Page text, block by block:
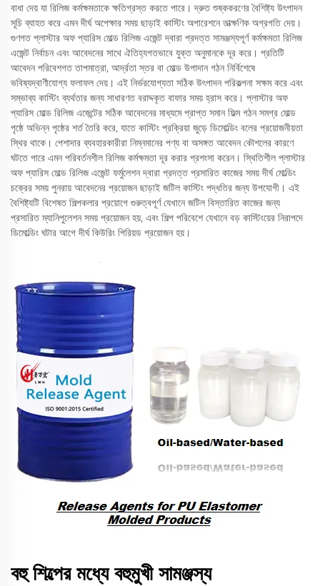
বাধা দেয় যা রিলিজ কর্মক্ষমতাকে ক্ষতিগ্রস্ত করতে পারে। দ্রুত শুষ্ককরণের বৈশিষ্ট্য উৎপাদন
সূচি ব্যাহত করে এমন দীর্ঘ অপেক্ষার সময় ছাড়াই কাস্টিং অপারেশনে তাত্ক্ষণিক অগ্রগতি দেয়।
গুণগত প্লাস্টার অফ প্যারিস মোল্ড রিলিজ এজেন্ট দ্বারা প্রদত্ত সামঞ্জস্যপূর্ণ কর্মক্ষমতা রিলিজ
এজেন্ট নির্বাচন এবং আবেদনের সাথে ঐতিহ্যগতভাবে যুক্ত অনুমানকে দূর করে। প্রতিটি
আবেদন পরিবেশগত তাপমাত্রা, আর্দ্রতা স্তর বা মোল্ড উপাদান গঠন নির্বিশেষে
ভবিষ্যদ্বাণীযোগ্য ফলাফল দেয়। এই নির্ভরযোগ্যতা সঠিক উৎপাদন পরিকল্পনা সক্ষম করে এবং
সম্ভাব্য কাস্টিং ব্যর্থতার জন্য সাধারণত বরাদ্দকৃত বাফার সময় হ্রাস করে। প্লাস্টার অফ
প্যারিস মোল্ড রিলিজ এজেন্টের সঠিক আবেদনের মাধ্যমে প্রাপ্ত সমান ফিল্ম গঠন সমগ্র মোল্ড
পৃষ্ঠে অভিন্ন পৃষ্ঠের শর্ত তৈরি করে, যাতে কাস্টিং প্রক্রিয়া জুড়ে ডিমোল্ডিং বলের প্রয়োজনীয়তা
স্থির থাকে। পেশাদার ব্যবহারকারীরা নিম্নমানের পণ্য বা অসঙ্গত আবেদন কৌশলের কারণে
ঘটতে পারে এমন পরিবর্তনশীল রিলিজ কর্মক্ষমতা দূর করার প্রশংসা করেন। স্থিতিশীল প্লাস্টার
অফ প্যারিস মোল্ড রিলিজ এজেন্ট ফর্মুলেশন দ্বারা প্রদত্ত প্রসারিত কাজের সময় দীর্ঘ মোল্ডিং
চক্রের সময় পুনরায় আবেদনের প্রয়োজন ছাড়াই জটিল কাস্টিং পদ্ধতির জন্য উপযোগী। এই
বৈশিষ্ট্যটি বিশেষত শিল্পকলার প্রয়োগে গুরুত্বপূর্ণ যেখানে জটিল বিস্তারিত কাজের জন্য
প্রসারিত ম্যানিপুলেশন সময় প্রয়োজন হয়, এবং শিল্প পরিবেশে যেখানে বড় কাস্টিংয়ের নিরাপদে
ডিমোল্ডিং ঘটার আগে দীর্ঘ কিউরিং পিরিয়ড প্রয়োজন হয়।
বহু শিল্পের মধ্যে বহুমুখী সামঞ্জস্য